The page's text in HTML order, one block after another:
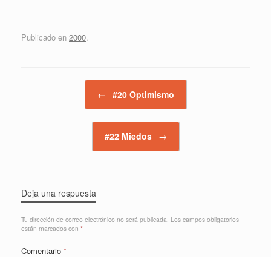
Publicado en 2000.
← #20 Optimismo
#22 Miedos →
Deja una respuesta
Tu dirección de correo electrónico no será publicada. Los campos obligatorios
están marcados con *
Comentario *